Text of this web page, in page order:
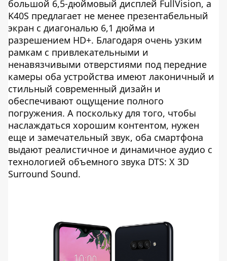
большой 6,5-дюймовый дисплей FullVision, а
K40S предлагает не менее презентабельный
экран с диагональю 6,1 дюйма и
разрешением HD+. Благодаря очень узким
рамкам с привлекательными и
ненавязчивыми отверстиями под передние
камеры оба устройства имеют лаконичный и
стильный современный дизайн и
обеспечивают ощущение полного
погружения. А поскольку для того, чтобы
наслаждаться хорошим контентом, нужен
еще и замечательный звук, оба смартфона
выдают реалистичное и динамичное аудио с
технологией объемного звука DTS: X 3D
Surround Sound.